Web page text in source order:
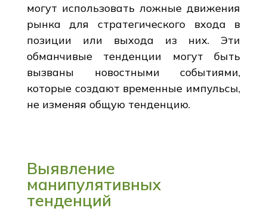
могут использовать ложные движения
рынка для стратегического входа в
позиции или выхода из них. Эти
обманчивые тенденции могут быть
вызваны новостными событиями,
которые создают временные импульсы,
не изменяя общую тенденцию.
Выявление
манипулятивных
тенденций